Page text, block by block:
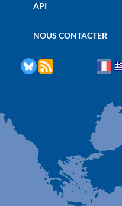
API
NOUS CONTACTER